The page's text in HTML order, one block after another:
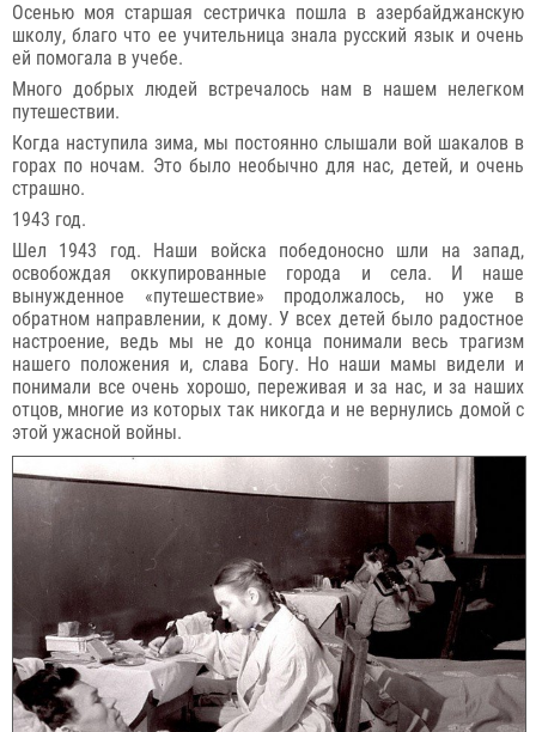
Осенью моя старшая сестричка пошла в азербайджанскую
школу, благо что ее учительница знала русский язык и очень
ей помогала в учебе.
Много добрых людей встречалось нам в нашем нелегком
путешествии.
Когда наступила зима, мы постоянно слышали вой шакалов в
горах по ночам. Это было необычно для нас, детей, и очень
страшно.
1943 год.
Шел 1943 год. Наши войска победоносно шли на запад,
освобождая оккупированные города и села. И наше
вынужденное «путешествие» продолжалось, но уже в
обратном направлении, к дому. У всех детей было радостное
настроение, ведь мы не до конца понимали весь трагизм
нашего положения и, слава Богу. Но наши мамы видели и
понимали все очень хорошо, переживая и за нас, и за наших
отцов, многие из которых так никогда и не вернулись домой с
этой ужасной войны.